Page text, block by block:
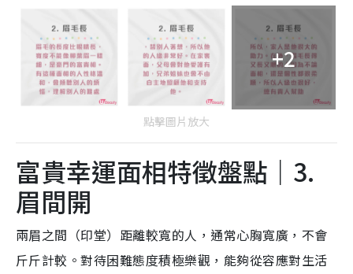
+2
點擊圖片放大
富貴幸運面相特徵盤點｜3.
眉間開
兩眉之間（印堂）距離較寬的人，通常心胸寬廣，不會
斤斤計較。對待困難態度積極樂觀，能夠從容應對生活